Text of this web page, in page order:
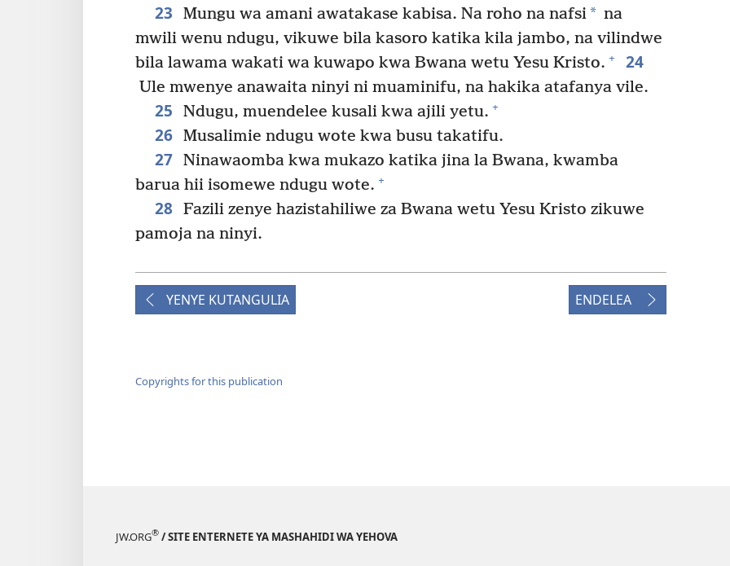
23 Mungu wa amani awatakase kabisa. Na roho na nafsi* na
mwili wenu ndugu, vikuwe bila kasoro katika kila jambo, na vilindwe
bila lawama wakati wa kuwapo kwa Bwana wetu Yesu Kristo. + 24
Ule mwenye anawaita ninyi ni muaminifu, na hakika atafanya vile.
25 Ndugu, muendelee kusali kwa ajili yetu. +
26 Musalimie ndugu wote kwa busu takatifu.
27 Ninawaomba kwa mukazo katika jina la Bwana, kwamba
barua hii isomewe ndugu wote. +
28 Fazili zenye hazistahiliwe za Bwana wetu Yesu Kristo zikuwe
pamoja na ninyi.
YENYE KUTANGULIA ENDELEA
Copyrights for this publication
JW.ORG® / SITE ENTERNETE YA MASHAHIDI WA YEHOVA